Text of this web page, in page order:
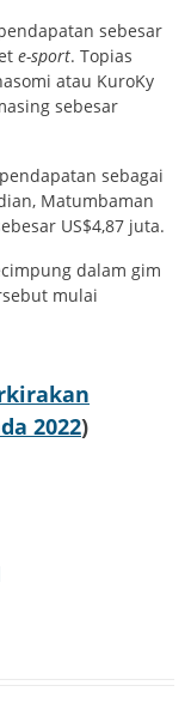
sebesar
e-sport. Topias
atau KuroKy
sebesar
sebagai
Matumbaman
US$4,87 juta.
dalam gim
mulai
2022)